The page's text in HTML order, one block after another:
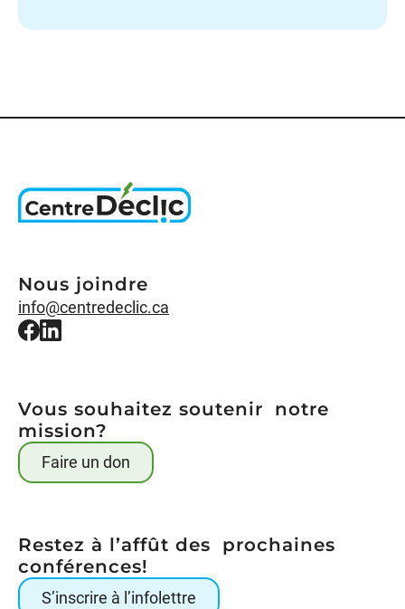
Nous joindre
info@centredeclic.ca
Vous souhaitez soutenir notre
mission?
Faire un don
Restez à l’affût des prochaines
conférences!
S’inscrire à l’infolettre